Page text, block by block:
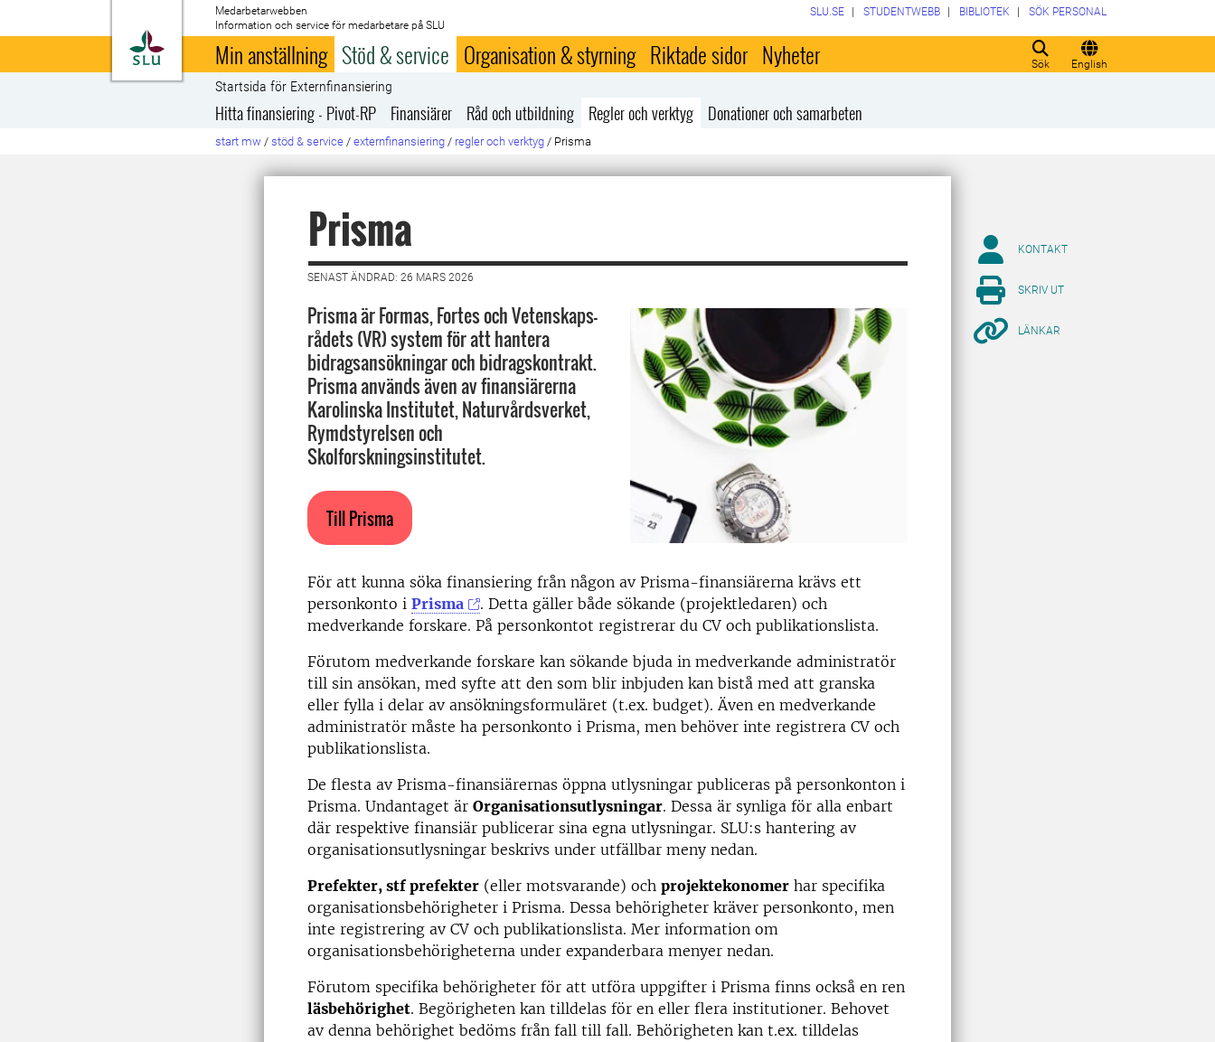
Till startsida
Medarbetarwebben
Information och service för medarbetare på SLU
Sök English
SLU.SE STUDENTWEBB BIBLIOTEK SÖK PERSONAL
Min anställning Stöd & service Organisation & styrning Riktade sidor Nyheter
Startsida för Externfinansiering
Hitta finansiering - Pivot-RP Finansiärer Råd och utbildning Regler och verktyg Donationer och samarbeten
start mw / stöd & service / externfinansiering / regler och verktyg / Prisma
Prisma
SENAST ÄNDRAD: 26 MARS 2026
Prisma är Formas, Fortes och Vetenskaps-
rådets (VR) system för att hantera
bidragsansökningar och bidragskontrakt.
Prisma används även av finansiärerna
Karolinska Institutet, Naturvårdsverket,
Rymdstyrelsen och
Skolforskningsinstitutet.
Till Prisma
För att kunna söka finansiering från någon av Prisma-finansiärerna krävs ett
personkonto i Prisma
. Detta gäller både sökande (projektledaren) och
medverkande forskare. På personkontot registrerar du CV och publikationslista.
Förutom medverkande forskare kan sökande bjuda in medverkande administratör
till sin ansökan, med syfte att den som blir inbjuden kan bistå med att granska
eller fylla i delar av ansökningsformuläret (t.ex. budget). Även en medverkande
administratör måste ha personkonto i Prisma, men behöver inte registrera CV och
publikationslista.
De flesta av Prisma-finansiärernas öppna utlysningar publiceras på personkonton i
Prisma. Undantaget är Organisationsutlysningar. Dessa är synliga för alla enbart
där respektive finansiär publicerar sina egna utlysningar. SLU:s hantering av
organisationsutlysningar beskrivs under utfällbar meny nedan.
Prefekter, stf prefekter (eller motsvarande) och projektekonomer har specifika
organisationsbehörigheter i Prisma. Dessa behörigheter kräver personkonto, men
inte registrering av CV och publikationslista. Mer information om
organisationsbehörigheterna under expanderbara menyer nedan.
Förutom specifika behörigheter för att utföra uppgifter i Prisma finns också en ren
läsbehörighet. Begörigheten kan tilldelas för en eller flera institutioner. Behovet
av denna behörighet bedöms från fall till fall. Behörigheten kan t.ex. tilldelas
KONTAKT
SKRIV UT
LÄNKAR